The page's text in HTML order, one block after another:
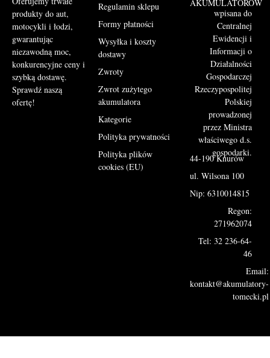
produkty do aut,
motocykli i łodzi,
gwarantując
niezawodną moc,
konkurencyjne ceny i
szybką dostawę.
Sprawdź naszą
ofertę!
Regulamin sklepu
Formy płatności
Wysyłka i koszty
dostawy
Zwroty
Zwrot zużytego
akumulatora
Kategorie
Polityka prywatności
Polityka plików
cookies (EU)
AKUMULATORÓW
wpisana do
Centralnej
Ewidencji i
Informacji o
Działalności
Gospodarczej
Rzeczypospolitej
Polskiej
prowadzonej
przez Ministra
właściwego d.s.
gospodarki.
44-190 Knurów
ul. Wilsona 100
Nip: 6310014815
Regon:
271962074
Tel: 32 236-64-
46
Email:
kontakt@akumulatory-
tomecki.pl